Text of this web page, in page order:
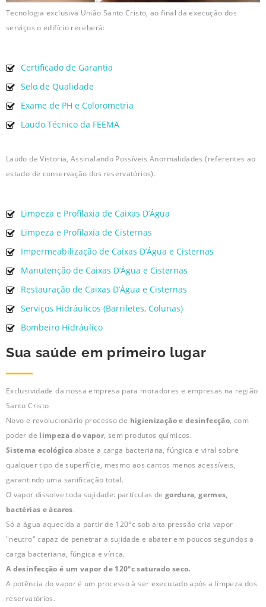
Tecnologia exclusiva União Santo Cristo, ao final da execução dos
serviços o edifício receberá:
Certificado de Garantia
Selo de Qualidade
Exame de PH e Colorometria
Laudo Técnico da FEEMA
Laudo de Vistoria, Assinalando Possíveis Anormalidades (referentes ao
estado de conservação dos reservatórios).
Limpeza e Profilaxia de Caixas D’Água
Limpeza e Profilaxia de Cisternas
Impermeabilização de Caixas D’Água e Cisternas
Manutenção de Caixas D’Água e Cisternas
Restauração de Caixas D’Água e Cisternas
Serviços Hidráulicos (Barriletes, Colunas)
Bombeiro Hidráulico
Sua saúde em primeiro lugar
Exclusividade da nossa empresa para moradores e empresas na região
Santo Cristo
Novo e revolucionário processo de higienização e desinfecção, com
poder de limpeza do vapor, sem produtos químicos.
Sistema ecológico abate a carga bacteriana, fúngica e viral sobre
qualquer tipo de superfície, mesmo aos cantos menos acessíveis,
garantindo uma sanificação total.
O vapor dissolve toda sujidade: partículas de gordura, germes,
bactérias e ácaros.
Só a água aquecida a partir de 120°c sob alta pressão cria vapor
"neutro" capaz de penetrar a sujidade e abater em poucos segundos a
carga bacteriana, fúngica e vírica.
A desinfecção é um vapor de 120°c saturado seco.
A potência do vapor é um processo à ser executado após a limpeza dos
reservatórios.